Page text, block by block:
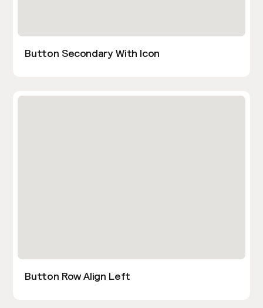
Button Secondary With Icon
Button Row Align Left